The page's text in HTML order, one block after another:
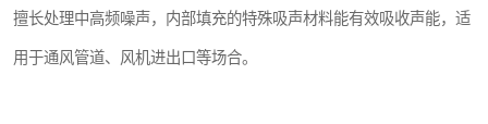
擅长处理中高频噪声，内部填充的特殊吸声材料能有效吸收声能，适
用于通风管道、风机进出口等场合。